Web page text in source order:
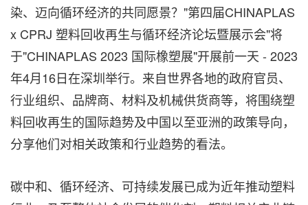
染、迈向循环经济的共同愿景？"第四届CHINAPLAS
x CPRJ 塑料回收再生与循环经济论坛暨展示会"将
于"CHINAPLAS 2023 国际橡塑展"开展前一天 - 2023
年4月16日在深圳举行。来自世界各地的政府官员、
行业组织、品牌商、材料及机械供货商等，将围绕塑
料回收再生的国际趋势及中国以至亚洲的政策导向，
分享他们对相关政策和行业趋势的看法。
碳中和、循环经济、可持续发展已成为近年推动塑料